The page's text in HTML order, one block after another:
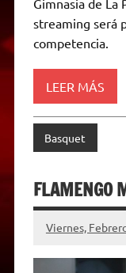
Gimnasia de La
streaming será
competencia.
LEER MÁS
Basquet
FLAMENGO
Viernes,